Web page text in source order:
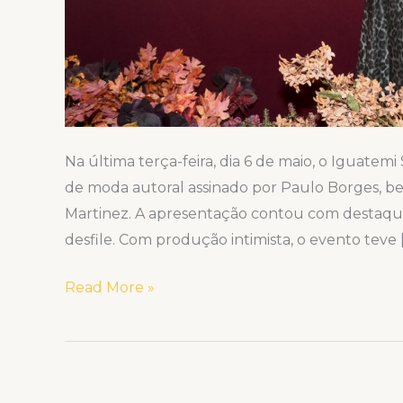
Na última terça-feira, dia 6 de maio, o
de moda autoral assinado por Paulo Borges,
Martinez. A apresentação contou com
desfile. Com produção intimista, o evento teve
Read More »